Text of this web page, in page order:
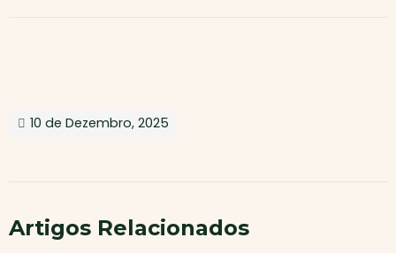
10 de Dezembro, 2025
Artigos Relacionados